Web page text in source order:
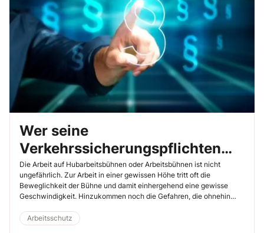
Wer seine
Verkehrssicherungspflichten
nicht ernst nimmt, der haftet
Die Arbeit auf Hubarbeitsbühnen oder Arbeitsbühnen ist nicht
ungefährlich. Zur Arbeit in einer gewissen Höhe tritt oft die
Beweglichkeit der Bühne und damit einhergehend eine gewisse
Geschwindigkeit. Hinzukommen noch die Gefahren, die ohnehin
Unternehmer, dass er das gesamte Gefahrpotenzial umfassend im
Blick haben muss. Er muss seine Verkehrssicherungspflichten und
Arbeitsschutz